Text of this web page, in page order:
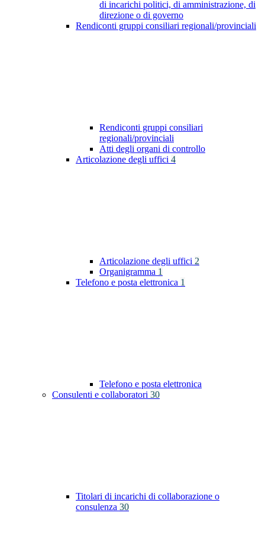
di incarichi politici, di amministrazione, di
direzione o di governo
Rendiconti gruppi consiliari regionali/provinciali
Rendiconti gruppi consiliari
regionali/provinciali
Atti degli organi di controllo
Articolazione degli uffici 4
Articolazione degli uffici 2
Organigramma 1
Telefono e posta elettronica 1
Telefono e posta elettronica
Consulenti e collaboratori 30
Titolari di incarichi di collaborazione o
consulenza 30